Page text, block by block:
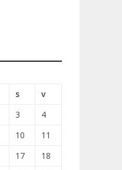
s v
3
4
10
11
17
18